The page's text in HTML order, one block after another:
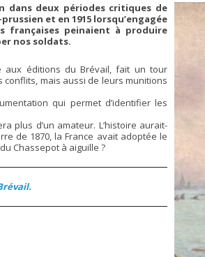
dans deux périodes critiques de
et en 1915 lorsqu’engagée
françaises peinaient à produire
nos soldats.
aux éditions du Brévail, fait un tour
conflits, mais aussi de leurs munitions
qui permet d’identifier les
plus d’un amateur. L’histoire aurait-
de 1870, la France avait adoptée le
Chassepot à aiguille ?